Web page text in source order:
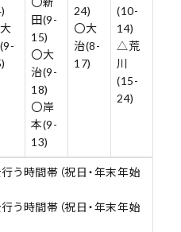
田(9-
15)
〇大
治(9-
18)
〇岸
本(9-
13)
24)
〇大
治(8-
17)
(10-
14)
△荒
川
(15-
24)
時間帯（祝日・年末年始
時間帯（祝日・年末年始